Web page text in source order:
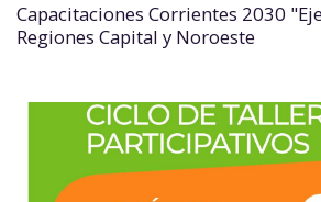
Capacitaciones Corrientes 2030
Regiones Capital y Noroeste